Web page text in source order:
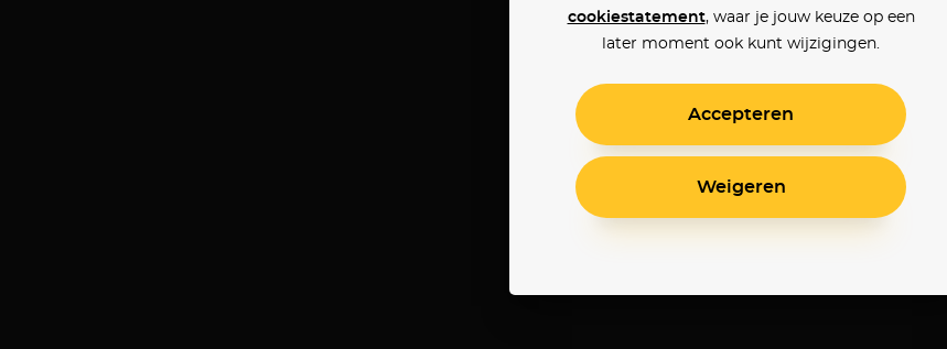
cookiestatement, waar je jouw keuze op een
later moment ook kunt wijzigingen.
Accepteren
Weigeren